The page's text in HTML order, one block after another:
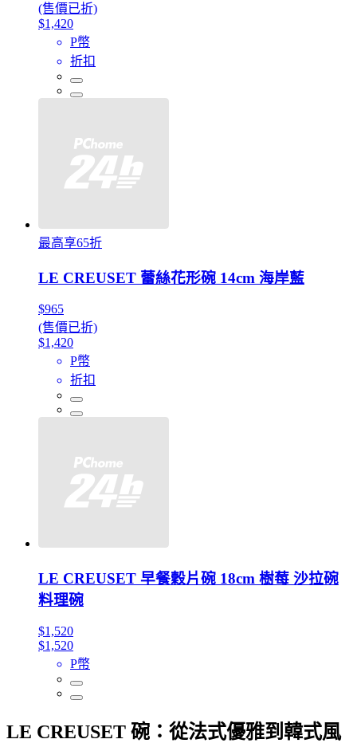
(售價已折)
$1,420
P幣
折扣
最高享65折
LE CREUSET 蕾絲花形碗 14cm 海岸藍
$965
(售價已折)
$1,420
P幣
折扣
LE CREUSET 早餐穀片碗 18cm 樹莓 沙拉碗
料理碗
$1,520
$1,520
P幣
LE CREUSET 碗：從法式優雅到韓式風